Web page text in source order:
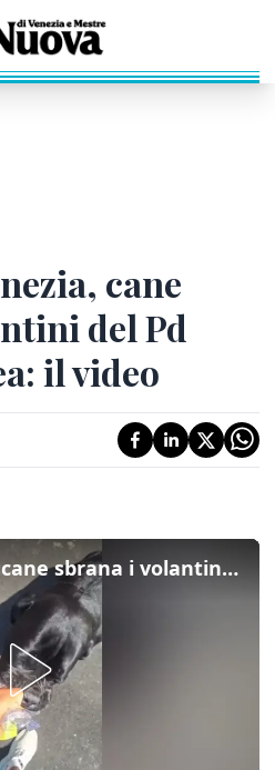
cane
del Pd
il video
Comunali Venezia, cane sbrana i volantini del Pd sulla moschea: il video